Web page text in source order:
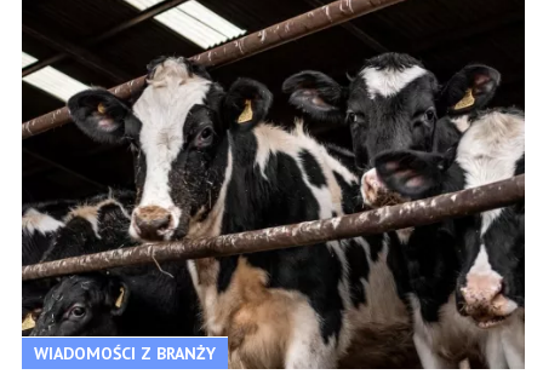
WIADOMOŚCI Z BRANŻY